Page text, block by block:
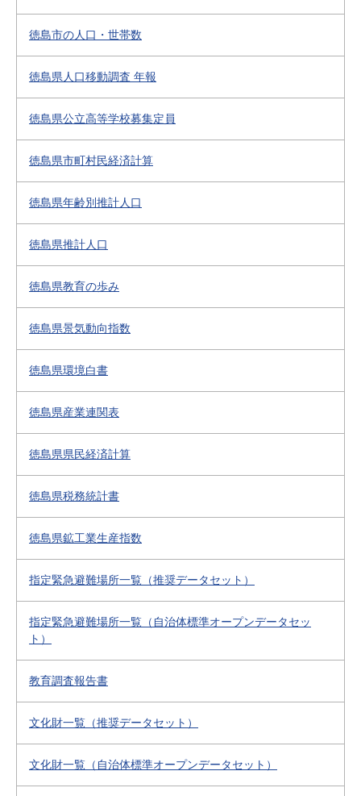
徳島市の人口・世帯数
徳島県人口移動調査 年報
徳島県公立高等学校募集定員
徳島県市町村民経済計算
徳島県年齢別推計人口
徳島県推計人口
徳島県教育の歩み
徳島県景気動向指数
徳島県環境白書
徳島県産業連関表
徳島県県民経済計算
徳島県税務統計書
徳島県鉱工業生産指数
指定緊急避難場所一覧（推奨データセット）
指定緊急避難場所一覧（自治体標準オープンデータセッ
ト）
教育調査報告書
文化財一覧（推奨データセット）
文化財一覧（自治体標準オープンデータセット）